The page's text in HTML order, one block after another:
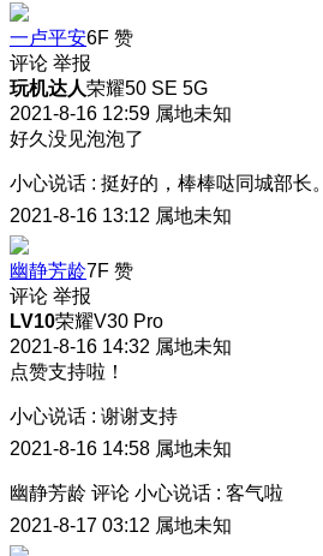
一卢平安6F 赞
评论 举报
玩机达人荣耀50 SE 5G
2021-8-16 12:59 属地未知
好久没见泡泡了
小心说话 : 挺好的，棒棒哒同城部长。
2021-8-16 13:12 属地未知
幽静芳龄7F 赞
评论 举报
LV10荣耀V30 Pro
2021-8-16 14:32 属地未知
点赞支持啦！
小心说话 : 谢谢支持
2021-8-16 14:58 属地未知
幽静芳龄 评论 小心说话 : 客气啦
2021-8-17 03:12 属地未知